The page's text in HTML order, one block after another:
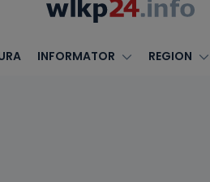
INFORMATOR REGION